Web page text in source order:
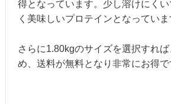
得となっています。少し溶けにく
く美味しいプロテインとなっていま
さらに1.80kgのサイズを選択すれ
め、送料が無料となり非常にお得で